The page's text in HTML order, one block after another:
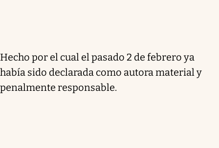
Hecho por el cual el pasado 2 de febrero ya
había sido declarada como autora material y
penalmente responsable.